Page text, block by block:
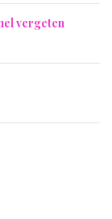
vergeten